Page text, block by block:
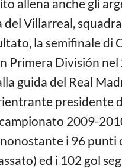
allena anche gli
Villarreal,
la semifinale di
Primera División
guida del Real
presidente
2009-
nonostante i 96
ed i 102 gol